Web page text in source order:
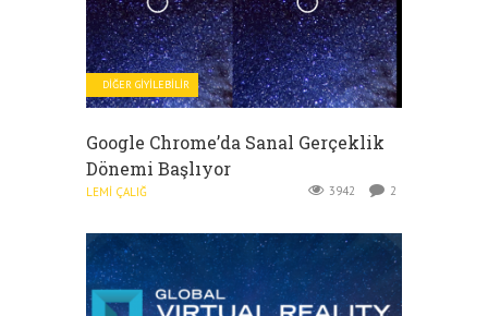
DIĞER GIYILEBILIR
Google Chrome’da Sanal Gerçeklik
Dönemi Başlıyor
LEMI ÇALIĞ 3942 2